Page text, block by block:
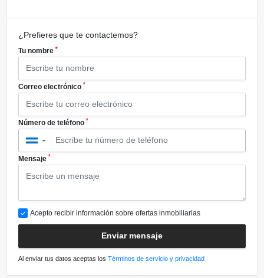
¿Prefieres que te contactemos?
Tu nombre *
Correo electrónico *
Número de teléfono *
▼
Mensaje *
Acepto recibir información sobre ofertas inmobiliarias
Enviar mensaje
Al enviar tus datos aceptas los Términos de servicio y privacidad